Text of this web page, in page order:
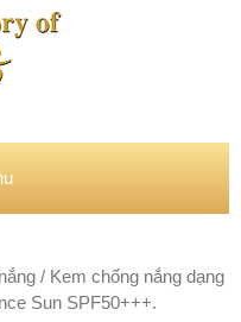
/ Kem chống nắng dạng
Sun SPF50+++.